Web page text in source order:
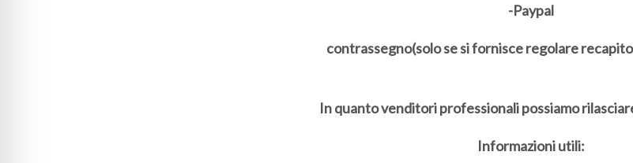
-Paypal
contrassegno(solo se si fornisce regolare
In quanto venditori professionali possiamo
Informazioni utili: